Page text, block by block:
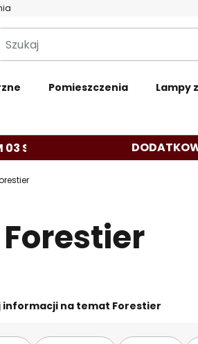
Pomieszczenia Lampy
02 S
Forestier
informacji na temat Forestier